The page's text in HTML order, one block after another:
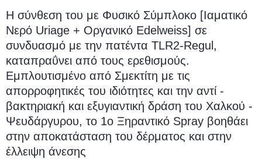
Η σύνθεση του με Φυσικό Σύμπλοκο [Ιαματικό
Νερό Uriage + Οργανικό Edelweiss] σε
συνδυασμό με την πατέντα TLR2-Regul,
καταπραΰνει από τoυς ερεθισμούς.
Εμπλουτισμένο από Σμεκτίτη με τις
απορροφητικές του ιδιότητες και την αντί -
βακτηριακή και εξυγιαντική δράση του Χαλκού -
Ψευδάργυρου, το 1ο Ξηραντικό Spray βοηθάει
στην αποκατάσταση του δέρματος και στην
έλλειψη άνεσης